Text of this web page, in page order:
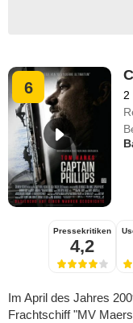
6 2
Pressekritiken
4,2
Im April des Jahres
Frachtschiff "MV